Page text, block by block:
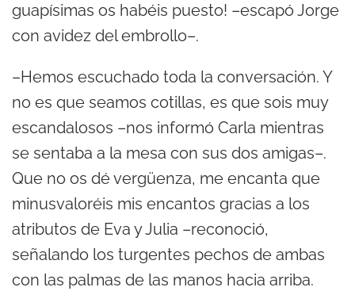
guapísimas os habéis puesto! –escapó Jorge
con avidez del embrollo–.
–Hemos escuchado toda la conversación. Y
no es que seamos cotillas, es que sois muy
escandalosos –nos informó Carla mientras
se sentaba a la mesa con sus dos amigas–.
Que no os dé vergüenza, me encanta que
minusvaloréis mis encantos gracias a los
atributos de Eva y Julia –reconoció,
señalando los turgentes pechos de ambas
con las palmas de las manos hacia arriba.